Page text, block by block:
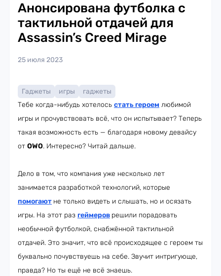
Анонсирована футболка с
тактильной отдачей для
Assassin’s Creed Mirage
25 июля 2023
Гаджеты игры
гаджеты
Тебе когда-нибудь хотелось стать героем любимой
игры и прочувствовать всё, что он испытывает? Теперь
такая возможность есть — благодаря новому девайсу
от OWO. Интересно? Читай дальше.
Дело в том, что компания уже несколько лет
занимается разработкой технологий, которые
помогают не только видеть и слышать, но и осязать
игры. На этот раз геймеров решили порадовать
необычной футболкой, снабжённой тактильной
отдачей. Это значит, что всё происходящее с героем ты
буквально почувствуешь на себе. Звучит интригующе,
правда? Но ты ещё не всё знаешь.